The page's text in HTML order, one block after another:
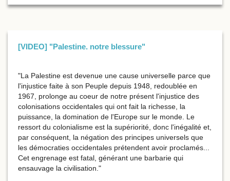
[VIDEO] "Palestine. notre blessure"
"La Palestine est devenue une cause universelle parce que
l'injustice faite à son Peuple depuis 1948, redoublée en
1967, prolonge au coeur de notre présent l'injustice des
colonisations occidentales qui ont fait la richesse, la
puissance, la domination de l'Europe sur le monde. Le
ressort du colonialisme est la supériorité, donc l'inégalité et,
par conséquent, la négation des principes universels que
les démocraties occidentales prétendent avoir proclamés...
Cet engrenage est fatal, générant une barbarie qui
ensauvage la civilisation."